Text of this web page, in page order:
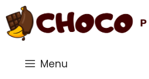
Saltar
al
contenido
Menu